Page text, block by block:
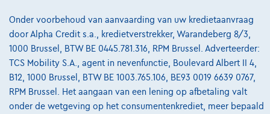
Ontdek het volledige cijfervoorbeeld
8511 Aalbeke,BMW - MINI Pautric Aalbeke
Vergelijk
Bekijk wagen
Onder voorbehoud van aanvaarding van uw kredietaanvraag
door Alpha Credit s.a., kredietverstrekker, Warandeberg 8/3,
1000 Brussel, BTW BE 0445.781.316, RPM Brussel. Adverteerder:
TCS Mobility S.A., agent in nevenfunctie, Boulevard Albert II 4,
B12, 1000 Brussel, BTW BE 1003.765.106, BE93 0019 6639 0767,
RPM Brussel. Het aangaan van een lening op afbetaling valt
onder de wetgeving op het consumentenkrediet, meer bepaald